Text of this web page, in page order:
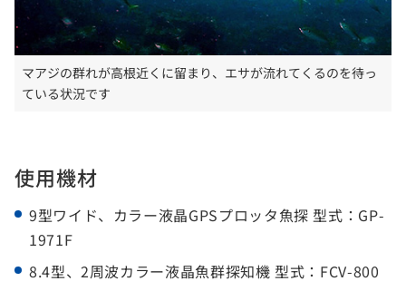
マアジの群れが高根近くに留まり、エサが流れてくるのを待っ
ている状況です
使用機材
9型ワイド、カラー液晶GPSプロッタ魚探 型式：GP-
1971F
8.4型、2周波カラー液晶魚群探知機 型式：FCV-800